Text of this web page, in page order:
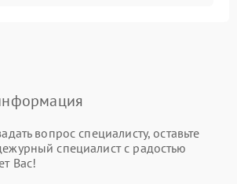
вопрос специалисту, оставьте
специалист с радостью
Вас!